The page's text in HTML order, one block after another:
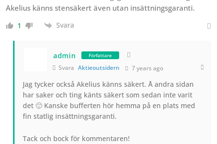
Akelius känns stensäkert även utan insättningsgaranti.
1 Svara
admin Författare
Svara Aktieoutsidern 7 years ago
Jag tycker också Akelius känns säkert. Å andra sidan
har saker och ting känts säkert som sedan inte varit
det 🙂 Kanske bufferten hör hemma på en plats med
fin statlig insättningsgaranti.
Tack och bock för kommentaren!